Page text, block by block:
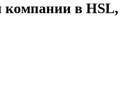
компании в HSL,